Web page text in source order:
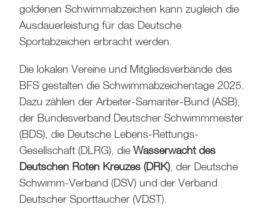
goldenen Schwimmabzeichen kann zugleich die
Ausdauerleistung für das Deutsche
Sportabzeichen erbracht werden.
Die lokalen Vereine und Mitgliedsverbände des
BFS gestalten die Schwimmabzeichentage 2025.
Dazu zählen der Arbeiter-Samariter-Bund (ASB),
der Bundesverband Deutscher Schwimmmeister
(BDS), die Deutsche Lebens-Rettungs-
Gesellschaft (DLRG), die Wasserwacht des
Deutschen Roten Kreuzes (DRK), der Deutsche
Schwimm-Verband (DSV) und der Verband
Deutscher Sporttaucher (VDST).